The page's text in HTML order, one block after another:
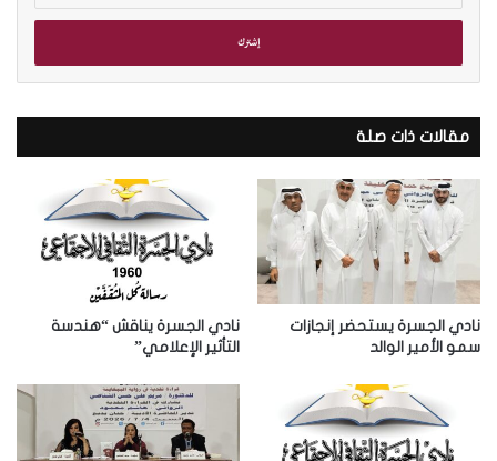
خ
ب
ي
د
ك
ا
ل
إ
ك
ت
ر
و
مقالات ذات صلة
نادي الجسرة يستحضر إنجازات
سمو الأمير الوالد
نادي الجسرة يناقش “هندسة
التأثير الإعلامي”